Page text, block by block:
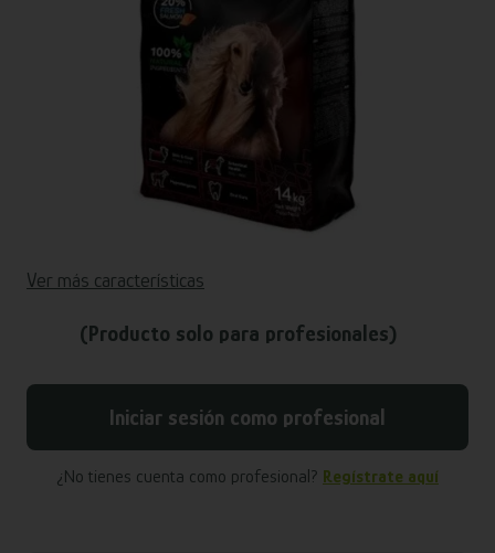
Ver más características
(Producto solo para profesionales)
Iniciar sesión como profesional
¿No tienes cuenta como profesional? Regístrate aquí